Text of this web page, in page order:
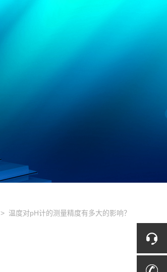
> 温度对pH计的测量精度有多大的影响？